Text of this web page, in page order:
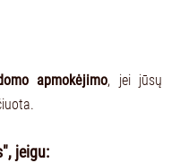
apmokėjimo, jei jūsų
jeigu: